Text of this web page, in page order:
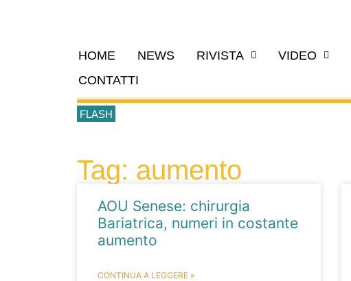
HOME NEWS RIVISTA VIDEO
CONTATTI
FLASH
Tag: aumento
AOU Senese: chirurgia
Bariatrica, numeri in costante
aumento
CONTINUA A LEGGERE »